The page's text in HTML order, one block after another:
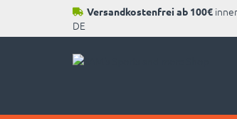
Versandkostenfrei ab 100€
DE